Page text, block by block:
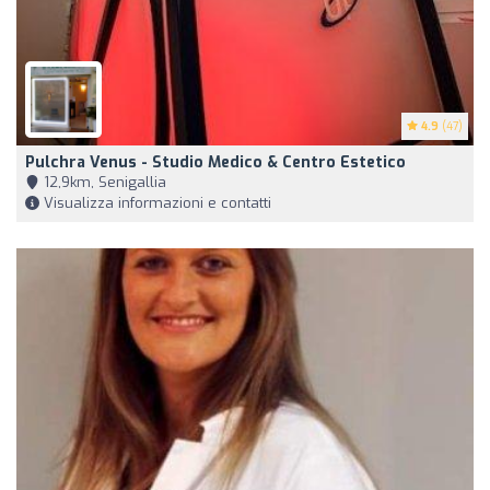
4.9 (47)
Pulchra Venus - Studio Medico & Centro Estetico
12,9km, Senigallia
Visualizza informazioni e contatti